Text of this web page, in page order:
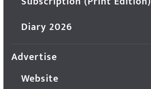
Diary 2026
Advertise
Website